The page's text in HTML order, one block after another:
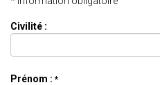
Civilité :
Prénom : *